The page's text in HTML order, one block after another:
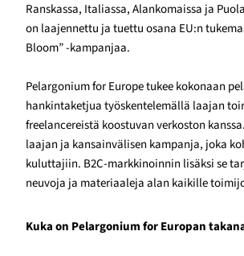
Ranskassa, Italiassa, Alankomaissa ja
on laajennettu ja tuettu osana EU:n
Bloom” -kampanjaa.
Pelargonium for Europe tukee kokonaan
hankintaketjua työskentelemällä laajan
freelancereistä koostuvan verkoston
laajan ja kansainvälisen kampanja, joka
kuluttajiin. B2C-markkinoinnin lisäksi se
neuvoja ja materiaaleja alan kaikille
Kuka on Pelargonium for Europan